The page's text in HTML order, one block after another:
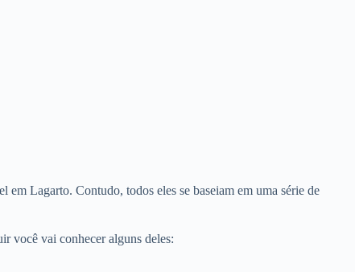
Lagarto. Contudo, todos eles se baseiam em uma série de
você vai conhecer alguns deles: